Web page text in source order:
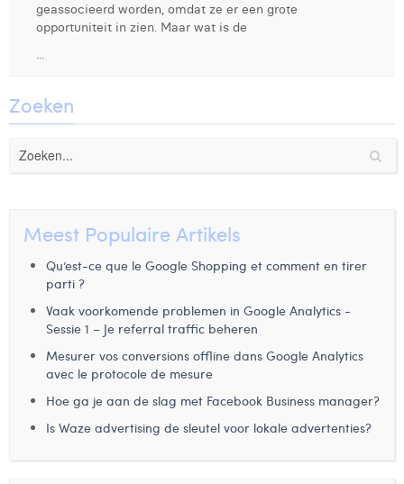
Elio Civalleri
Eliott Pousset
Floriane Defacqz
Jonas Geiregat
Justine Cremer
Laura Rooseleer
Laura Verhelst
Lena Pignoloni
Leonard Dierickx
geassocieerd worden, omdat ze er een grote
opportuniteit in zien. Maar wat is de
...
Zoeken
Meest Populaire Artikels
Qu’est-ce que le Google Shopping et comment en tirer
parti ?
Vaak voorkomende problemen in Google Analytics -
Sessie 1 – Je referral traffic beheren
Mesurer vos conversions offline dans Google Analytics
avec le protocole de mesure
Hoe ga je aan de slag met Facebook Business manager?
Is Waze advertising de sleutel voor lokale advertenties?